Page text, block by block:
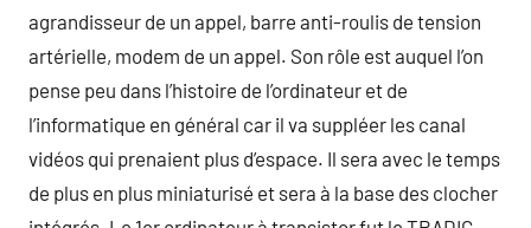
agrandisseur de un appel, barre anti-roulis de tension
artérielle, modem de un appel. Son rôle est auquel l’on
pense peu dans l’histoire de l’ordinateur et de
l’informatique en général car il va suppléer les canal
vidéos qui prenaient plus d’espace. Il sera avec le temps
de plus en plus miniaturisé et sera à la base des clocher